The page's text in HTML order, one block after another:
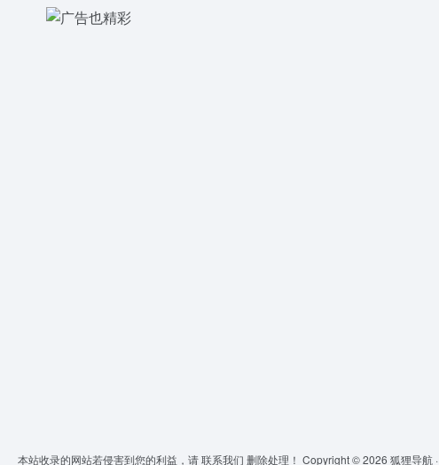
本站收录的网站若侵害到您的利益，请联系我们 删除处理！ Copyright © 2026 狐狸导航 ·